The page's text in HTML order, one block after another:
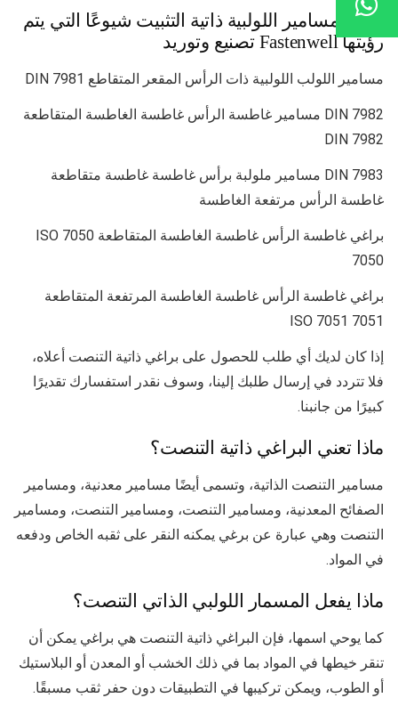
أكثر المسامير اللولبية ذاتية التثبيت شيوعًا التي يتم
رؤيتها Fastenwell تصنيع وتوريد
مسامير اللولب اللولبية ذات الرأس المقعر المتقاطع DIN 7981
DIN 7982 مسامير غاطسة الرأس غاطسة الغاطسة المتقاطعة
DIN 7982
DIN 7983 مسامير ملولبة برأس غاطسة غاطسة متقاطعة
غاطسة الرأس مرتفعة الغاطسة
براغي غاطسة الرأس غاطسة الغاطسة المتقاطعة 7050 ISO
7050
براغي غاطسة الرأس غاطسة الغاطسة المرتفعة المتقاطعة
7051 ISO 7051
إذا كان لديك أي طلب للحصول على براغي ذاتية التنصت أعلاه،
فلا تتردد في إرسال طلبك إلينا، وسوف نقدر استفسارك تقديرًا
كبيرًا من جانبنا.
ماذا تعني البراغي ذاتية التنصت؟
مسامير التنصت الذاتية، وتسمى أيضًا مسامير معدنية، ومسامير
الصفائح المعدنية، ومسامير التنصت، ومسامير التنصت، ومسامير
التنصت وهي عبارة عن برغي يمكنه النقر على ثقبه الخاص ودفعه
في المواد.
ماذا يفعل المسمار اللولبي الذاتي التنصت؟
كما يوحي اسمها، فإن البراغي ذاتية التنصت هي براغي يمكن أن
تنقر خيطها في المواد بما في ذلك الخشب أو المعدن أو البلاستيك
أو الطوب، ويمكن تركيبها في التطبيقات دون حفر ثقب مسبقًا.